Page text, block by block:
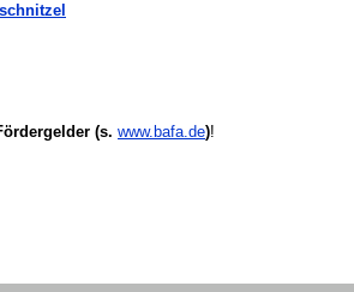
(s. www.bafa.de)!